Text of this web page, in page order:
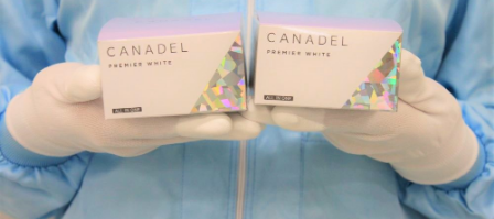
オールインワン
化粧水
スペシャルケア
商品の使い方